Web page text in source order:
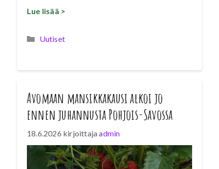
Lue lisää >
Kategoriat
Uutiset
Avomaan mansikkakausi alkoi jo
ennen juhannusta Pohjois-Savossa
18.6.2026 kirjoittajaadmin